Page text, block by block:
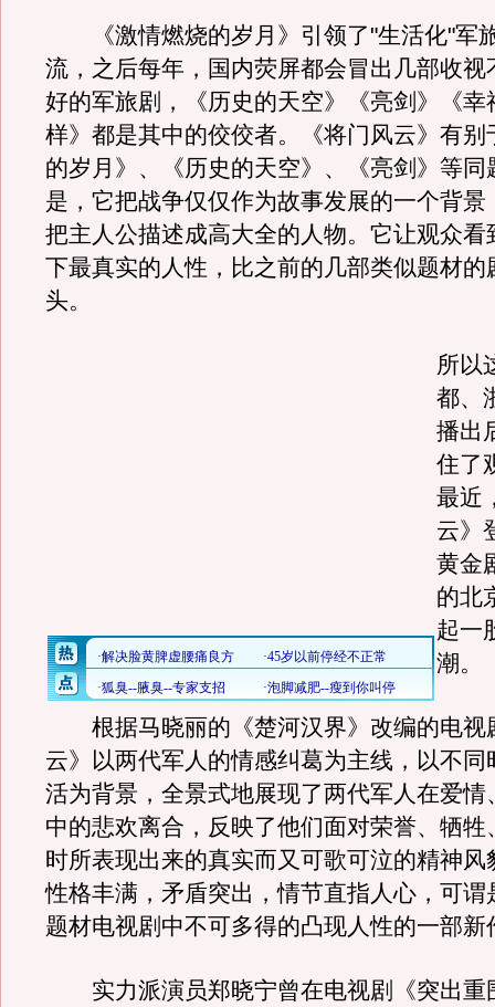
《激情燃烧的岁月》引领了"生活化"军
流，之后每年，国内荧屏都会冒出几部收视
好的军旅剧，《历史的天空》《亮剑》《幸
样》都是其中的佼佼者。《将门风云》有别
的岁月》、《历史的天空》、《亮剑》等同
是，它把战争仅仅作为故事发展的一个背景
把主人公描述成高大全的人物。它让观众看
下最真实的人性，比之前的几部类似题材的
头。
所以
都、
播出
住了
最近
云》
黄金
的北
起一
潮。
根据马晓丽的《楚河汉界》改编的电视
云》以两代军人的情感纠葛为主线，以不同
活为背景，全景式地展现了两代军人在爱情
中的悲欢离合，反映了他们面对荣誉、牺牲
时所表现出来的真实而又可歌可泣的精神风
性格丰满，矛盾突出，情节直指人心，可谓
题材电视剧中不可多得的凸现人性的一部新
实力派演员郑晓宁曾在电视剧《突出重